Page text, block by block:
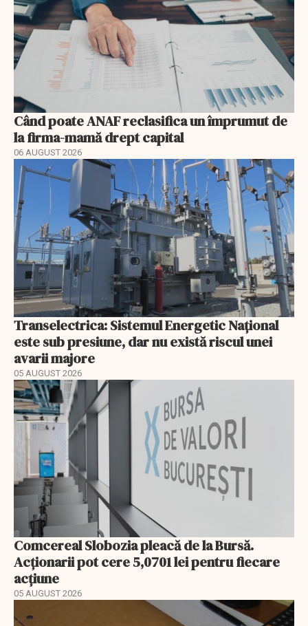
Când poate ANAF reclasifica un împrumut de
la firma-mamă drept capital
06 AUGUST 2026
Transelectrica: Sistemul Energetic Național
este sub presiune, dar nu există riscul unei
avarii majore
05 AUGUST 2026
Comcereal Slobozia pleacă de la Bursă.
Acționarii pot cere 5,0701 lei pentru fiecare
acțiune
05 AUGUST 2026